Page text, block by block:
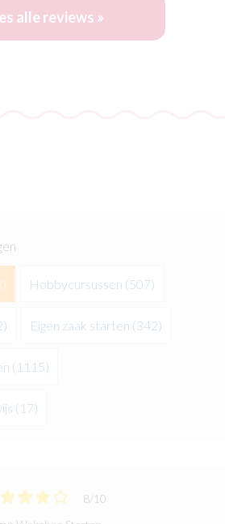
alle reviews »
Hobbycursussen (507)
Eigen zaak starten (342)
(1115)
(17)
8/ 10